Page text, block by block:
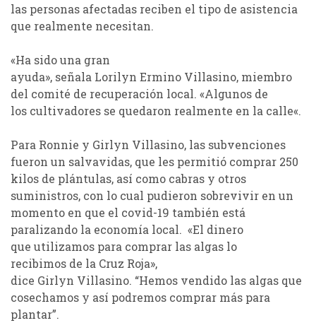
las personas afectadas reciben el tipo de asistencia
que realmente necesitan.
«Ha sidouna gran
ayuda», señala Lorilyn Ermino Villasino, miembro
del comité de recuperación local. «Algunos de
los cultivadores se quedaron realmente en la calle«.
Para Ronnie y Girlyn Villasino, las subvenciones
fueron un salvavidas, que les permitió comprar 250
kilos de plántulas, así como cabras y otros
suministros, con lo cual pudieron sobrevivir en un
momento en que el covid-19 también está
paralizando la economía local. «El dinero
que utilizamos para comprar las algas lo
recibimos de la Cruz Roja»,
dice Girlyn Villasino. “Hemos vendido las algas que
cosechamos y así podremos comprar más para
plantar”.